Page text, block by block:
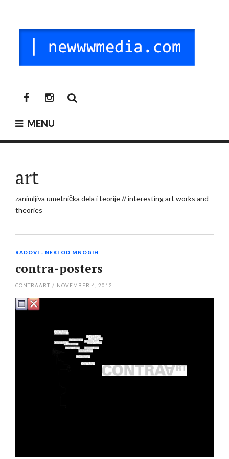
content
newwwmedia
newwwmedia
MENU
art
zanimljiva umetnička dela i teorije // interesting art works and
theories
RADOVI - NEKI OD MNOGIH
contra-posters
CONTRAART / NOVEMBER 4, 2012